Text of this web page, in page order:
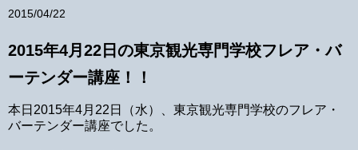
2015/04/22
2015年4月22日の東京観光専門学校フレア・バ
ーテンダー講座！！
本日2015年4月22日（水）、東京観光専門学校のフレア・
バーテンダー講座でした。